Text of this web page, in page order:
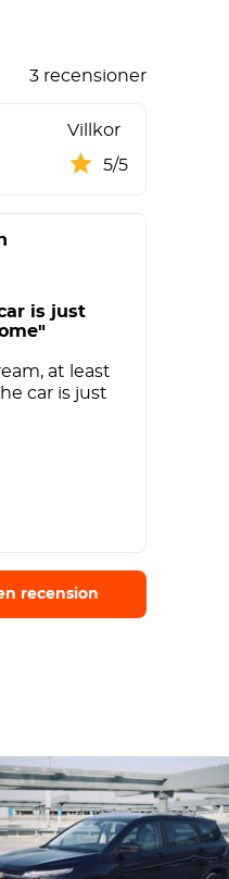
3 recensioner
Villkor
5/5
is just
at least
car is just
recension